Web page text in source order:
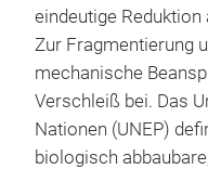
eindeutige
Zur Fragmentierung
mechanische
Verschleiß bei. Das
Nationen (UNEP)
biologisch